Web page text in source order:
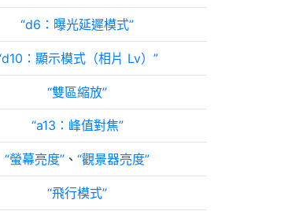
d6：曝光延遲模式
d10：顯示模式（相片 Lv）
雙區縮放
a13：峰值對焦
螢幕亮度 、 觀景器亮度
飛行模式